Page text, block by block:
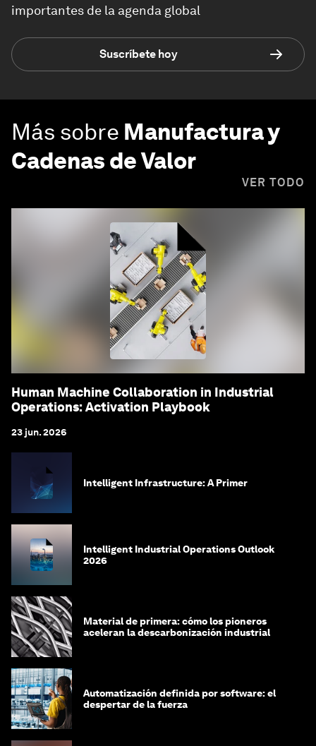
importantes de la agenda global
Suscríbete hoy
Más sobre Manufactura y
Cadenas de Valor
VER TODO
Human Machine Collaboration in Industrial
Operations: Activation Playbook
23 jun. 2026
Intelligent Infrastructure: A Primer
Intelligent Industrial Operations Outlook
2026
Material de primera: cómo los pioneros
aceleran la descarbonización industrial
Automatización definida por software: el
despertar de la fuerza